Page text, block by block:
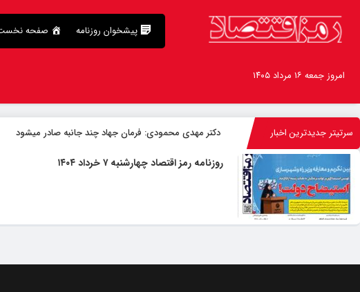
پیشخوان روزنامه صفحه
امروز جمعه ۱۶ مرداد ۱۴۰۵
سرتیتر جدیدترین اخبار دکتر مهدى محمودى: فرمان جهاد چند جانبه صادر میشود
روزنامه رمز اقتصاد چهارشنبه ۷ خرداد ۱۴۰۴